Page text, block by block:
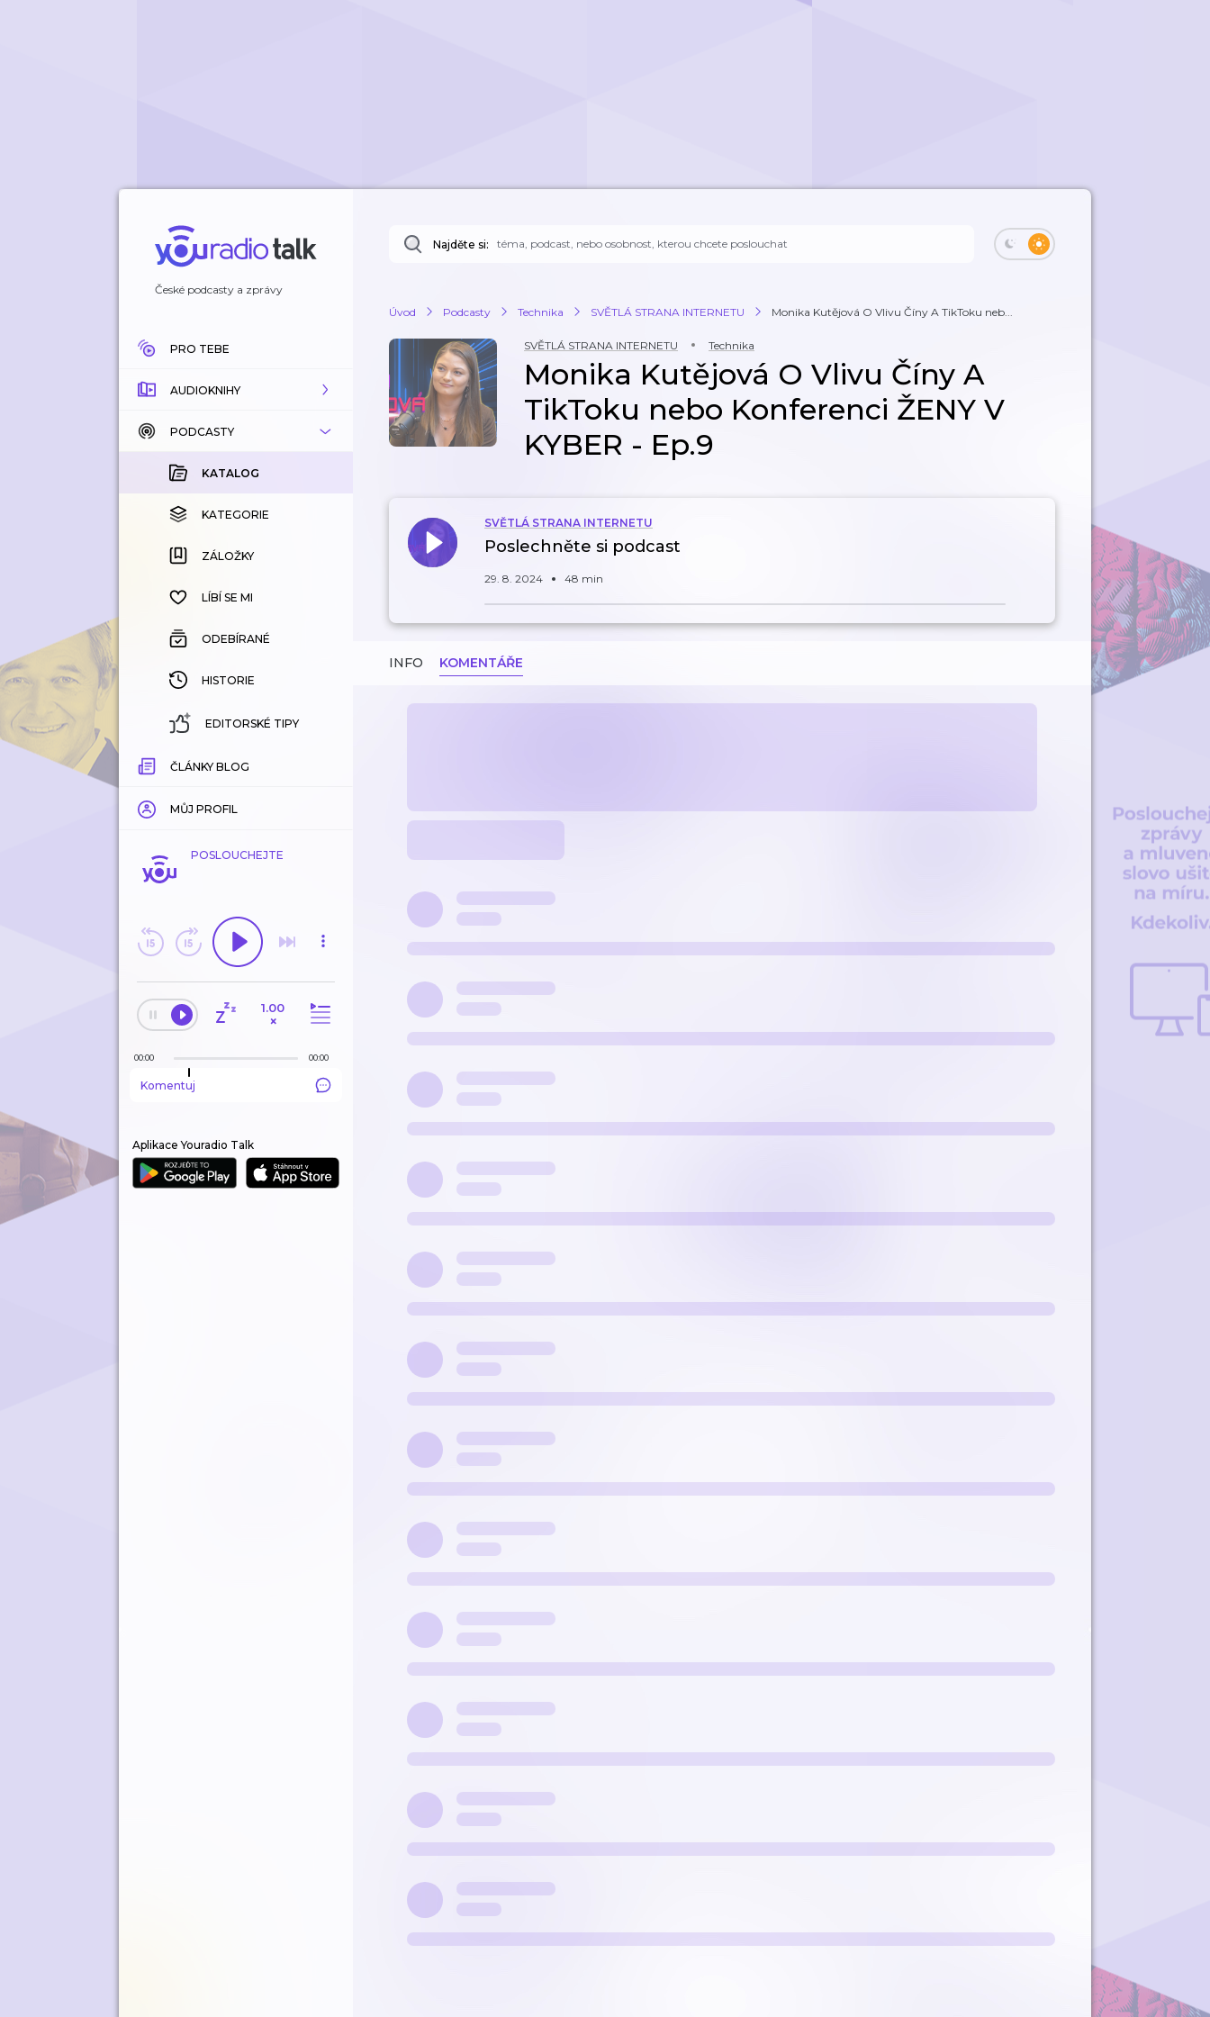
České podcasty a zprávy
PRO TEBE
AUDIOKNIHY
KATALOG
KOUPENÉ
KATEGORIE
ZÁLOŽKY
HISTORIE
PODCASTY
KATALOG
KATEGORIE
ZÁLOŽKY
LÍBÍ SE MI
ODEBÍRANÉ
HISTORIE
EDITORSKÉ TIPY
ČLÁNKY BLOG
MŮJ PROFIL
POSLOUCHEJTE
1.00
×
00:00 00:00
Komentuj
Aplikace Youradio Talk
Najděte si:
Úvod Podcasty Technika SVĚTLÁ STRANA INTERNETU Monika Kutějová O Vlivu Číny A TikToku neb...
SVĚTLÁ STRANA INTERNETU Technika
Monika Kutějová O Vlivu Číny A
TikToku nebo Konferenci ŽENY V
KYBER - Ep.9
SVĚTLÁ STRANA INTERNETU
Poslechněte si podcast
29. 8. 2024 48 min
INFO KOMENTÁŘE